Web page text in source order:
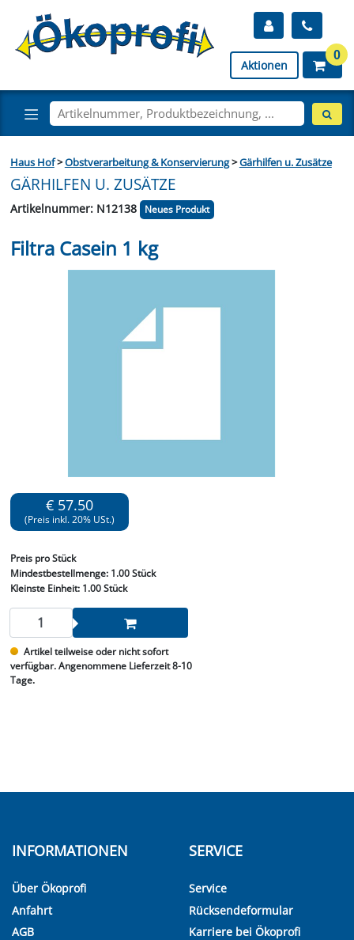
Aktionen
0
Haus Hof>Obstverarbeitung & Konservierung>Gärhilfen u. Zusätze
GÄRHILFEN U. ZUSÄTZE
Artikelnummer: N12138 Neues Produkt
Filtra Casein 1 kg
€ 57.50
(Preis inkl. 20% USt.)
Preis pro Stück
Mindestbestellmenge: 1.00 Stück
Kleinste Einheit:1.00 Stück
Artikel teilweise oder nicht sofort
verfügbar. Angenommene Lieferzeit 8-10
Tage.
INFORMATIONEN
Über Ökoprofi
Anfahrt
AGB
SERVICE
Service
Rücksendeformular
Karriere bei Ökoprofi